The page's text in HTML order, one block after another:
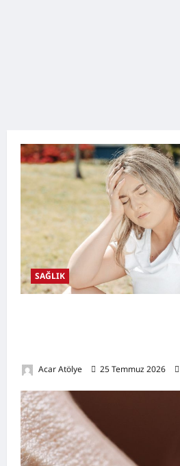
SAĞLIK
Acar Atölye 25 Temmuz 2026